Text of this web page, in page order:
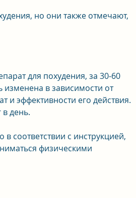
но они также отмечают,
для похудения, за 30-60
в зависимости от
и эффективности его действия.
в день.
соответствии с инструкцией,
физическими